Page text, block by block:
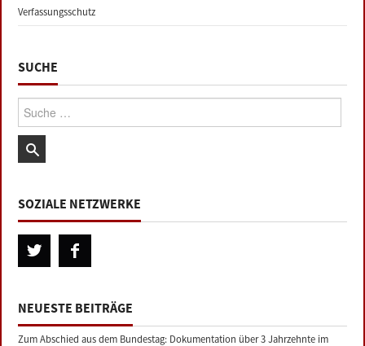
Verfassungsschutz
SUCHE
Suche:
SOZIALE NETZWERKE
NEUESTE BEITRÄGE
Zum Abschied aus dem Bundestag: Dokumentation über 3 Jahrzehnte im